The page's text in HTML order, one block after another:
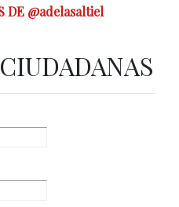
DE @adelasaltiel